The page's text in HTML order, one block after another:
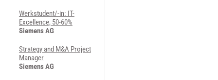
Werkstudent/-in: IT-
Excellence, 50-60%
Siemens AG
Strategy and M&A Project
Manager
Siemens AG